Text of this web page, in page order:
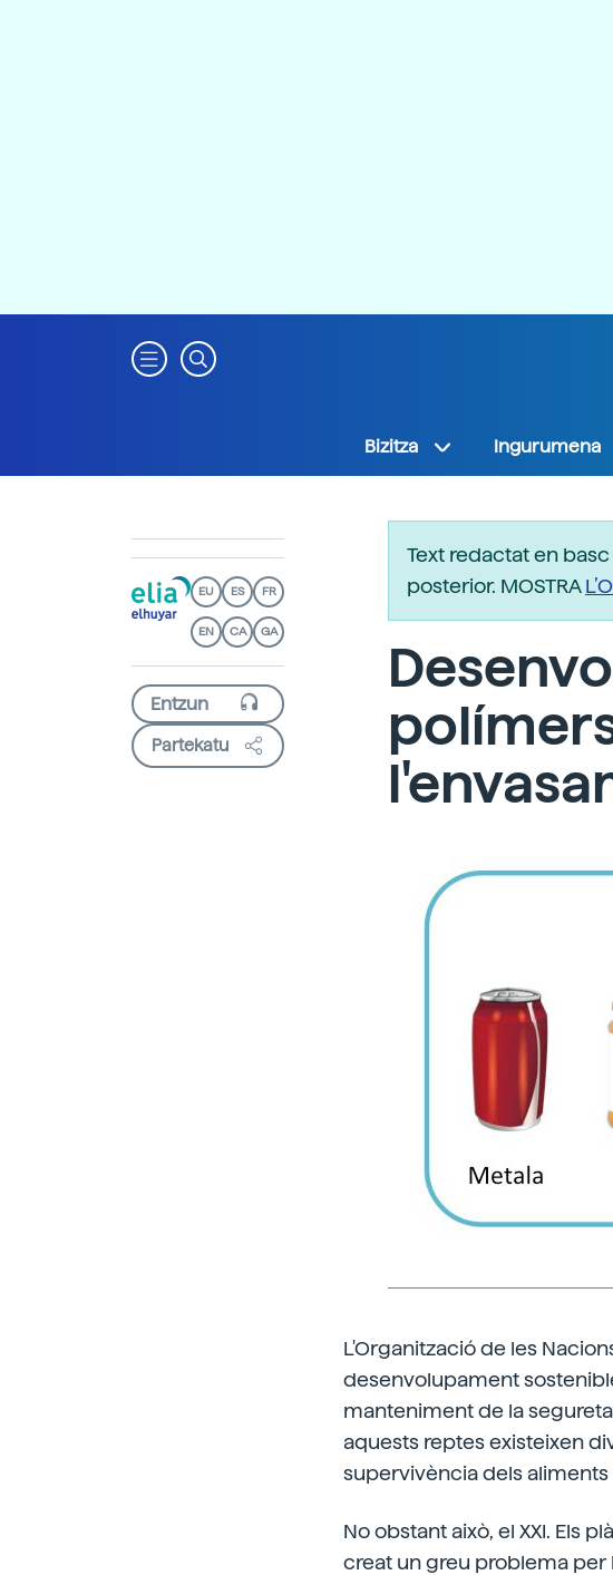
Bizitza Ingurumena
EU ES FR
EN CA GA
Partekatu
Text redactat en
posterior. MOSTRA
L'Organització de les
desenvolupament
manteniment de la
aquests reptes existeixen
supervivència dels
No obstant això, el XXI. Els
creat un greu problema per